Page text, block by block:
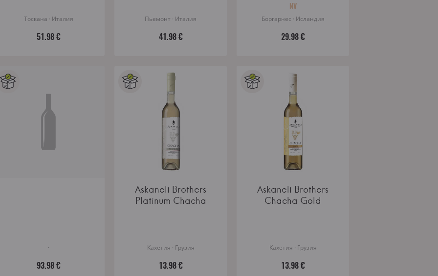
Тоскана · Италия
51.98 €
Пьемонт · Италия
41.98 €
NV
Боргарнес · Исландия
29.98 €
·
93.98 €
Askaneli Brothers
Platinum Chacha
Кахетия · Грузия
13.98 €
Askaneli Brothers
Chacha Gold
Кахетия · Грузия
13.98 €